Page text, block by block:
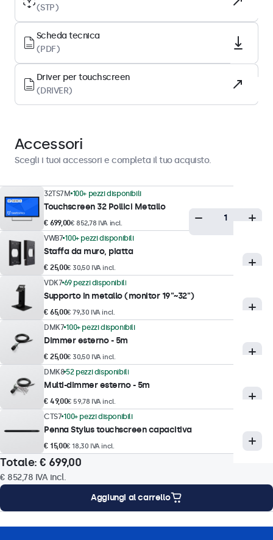
Superficie
Vetro temperato
Orientamento supportato
Orizzontale, verticale, rivolto verso l'alto
Prestazioni del display
350 nits (tipico)
Luminosità minima
Rapporto di contrasto
1200:1
Angolo di visione
178° orizzontale, 178° verticale
Tempo di risposta
10 ms
Risoluzioni supportate
1920 x 1080 (max), 640 x 480 (min)
Sistema
PAL/NTSC/SECAM
Tecnologia touch
Tecnologia touch
Capacitivo (PCAP)
Punti di contatto
10 punti di contatto (Multitouch)
Controllo touch
(STP)
Scheda tecnica
(PDF)
Driver per touchscreen
(DRIVER)
Accessori
Scegli i tuoi accessori e completa il tuo acquisto.
32TS7M 100+ pezzi disponibili
Touchscreen 32 Pollici Metallo
€ 699,00€ 852,78 IVA incl.
VWB7 100+ pezzi disponibili
Staffa da muro, piatta
€ 25,00€ 30,50 IVA incl.
VDK7 69 pezzi disponibili
Supporto in metallo (monitor 19"~32")
€ 65,00€ 79,30 IVA incl.
DMK7 100+ pezzi disponibili
Dimmer esterno - 5m
€ 25,00€ 30,50 IVA incl.
DMK8 52 pezzi disponibili
Multi-dimmer esterno - 5m
€ 49,00€ 59,78 IVA incl.
CTS7 100+ pezzi disponibili
Penna Stylus touchscreen capacitiva
€ 15,00€ 18,30 IVA incl.
Totale: € 699,00
€ 852,78 IVA incl.
Aggiungi al carrello
Caratteristiche tecniche Download Accessori